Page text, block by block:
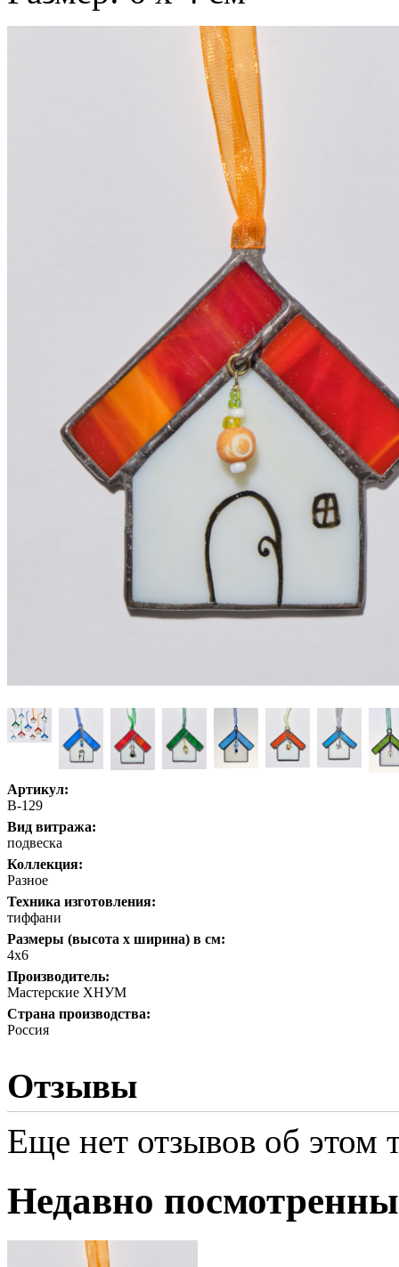
Артикул:
В-129
Вид витража:
подвеска
Коллекция:
Разное
Техника изготовления:
тиффани
Размеры (высота х ширина) в см:
4х6
Производитель:
Мастерские ХНУМ
Страна производства:
Россия
Отзывы
Еще нет отзывов об этом
Недавно